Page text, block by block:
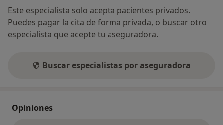
Este especialista solo acepta pacientes privados.
Puedes pagar la cita de forma privada, o buscar otro
especialista que acepte tu aseguradora.
Buscar especialistas por aseguradora
Opiniones